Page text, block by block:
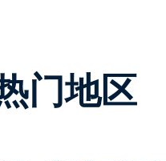
门地区